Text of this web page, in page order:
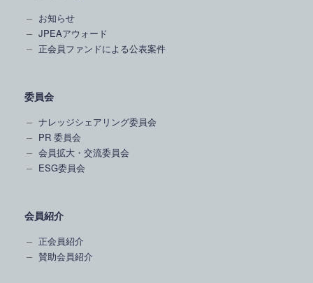
お知らせ
JPEAアウォード
正会員ファンドによる公表案件
委員会
ナレッジシェアリング委員会
PR 委員会
会員拡大・交流委員会
ESG委員会
会員紹介
正会員紹介
賛助会員紹介